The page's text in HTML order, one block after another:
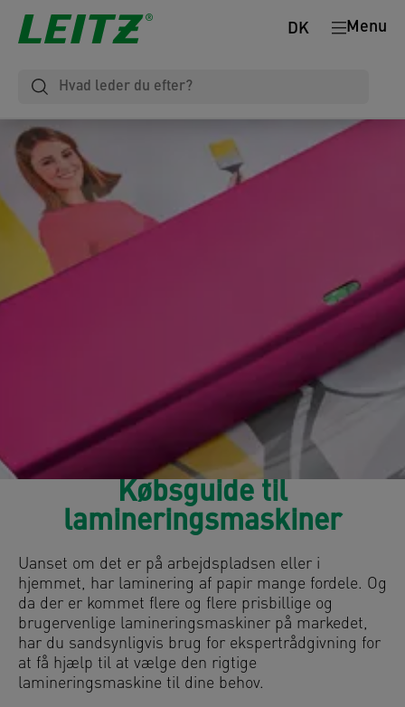
Menu
DK
Købsguide til
lamineringsmaskiner
Uanset om det er på arbejdspladsen eller i
hjemmet, har laminering af papir mange fordele. Og
da der er kommet flere og flere prisbillige og
brugervenlige lamineringsmaskiner på markedet,
har du sandsynligvis brug for ekspertrådgivning for
at få hjælp til at vælge den rigtige
lamineringsmaskine til dine behov.